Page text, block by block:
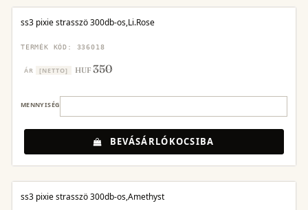
ss3 pixie strasszö 300db-os,Li.Rose
TERMÉK KÓD: 336018
ÁR [NETTO] HUF350
MENNYISÉG
BEVÁSÁRLÓKOCSIBA
ss3 pixie strasszö 300db-os,Amethyst